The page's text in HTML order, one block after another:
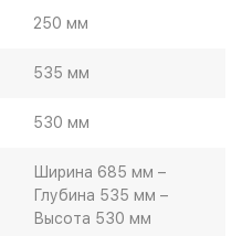
250 мм
535 мм
530 мм
Ширина 685 мм –
Глубина 535 мм –
Высота 530 мм